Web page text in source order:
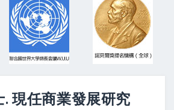
現任商業發展研究